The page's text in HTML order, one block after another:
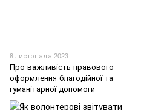
8 листопада 2023
Про важливість правового
оформлення благодійної та
гуманітарної допомоги